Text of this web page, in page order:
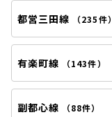
都営三田線 （235件）
有楽町線 （143件）
副都心線 （88件）